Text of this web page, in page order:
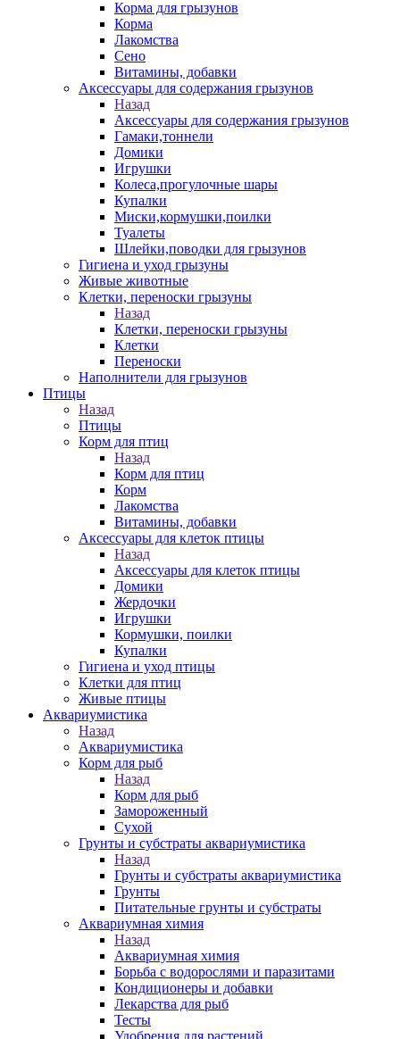
Корма для грызунов
Корма
Лакомства
Сено
Витамины, добавки
Аксессуары для содержания грызунов
Назад
Аксессуары для содержания грызунов
Гамаки,тоннели
Домики
Игрушки
Колеса,прогулочные шары
Купалки
Миски,кормушки,поилки
Туалеты
Шлейки,поводки для грызунов
Гигиена и уход грызуны
Живые животные
Клетки, переноски грызуны
Назад
Клетки, переноски грызуны
Клетки
Переноски
Наполнители для грызунов
Птицы
Назад
Птицы
Корм для птиц
Назад
Корм для птиц
Корм
Лакомства
Витамины, добавки
Аксессуары для клеток птицы
Назад
Аксессуары для клеток птицы
Домики
Жердочки
Игрушки
Кормушки, поилки
Купалки
Гигиена и уход птицы
Клетки для птиц
Живые птицы
Аквариумистика
Назад
Аквариумистика
Корм для рыб
Назад
Корм для рыб
Замороженный
Сухой
Грунты и субстраты аквариумистика
Назад
Грунты и субстраты аквариумистика
Грунты
Питательные грунты и субстраты
Аквариумная химия
Назад
Аквариумная химия
Борьба с водорослями и паразитами
Кондиционеры и добавки
Лекарства для рыб
Тесты
Удобрения для растений